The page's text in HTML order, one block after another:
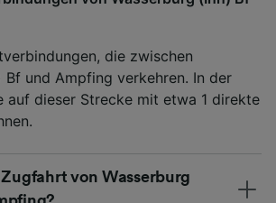
die zwischen
Bf und Ampfing verkehren. In der
auf dieser Strecke mit etwa 1 direkte
von Wasserburg